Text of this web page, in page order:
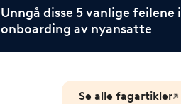
Unngå disse 5 vanlige feilene i
onboarding av nyansatte
Se alle fagartikler